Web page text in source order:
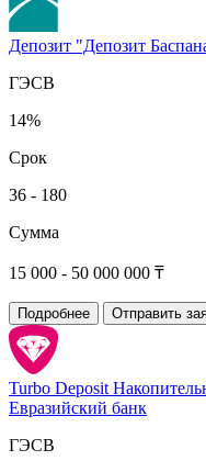
Депозит "Депозит
ГЭСВ
14%
Срок
36 - 180
Сумма
15 000 - 50 000 000 ₸
Подробнее Отправить
Turbo Deposit
Евразийский банк
ГЭСВ